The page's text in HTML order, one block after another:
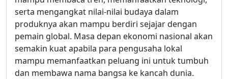
serta mengangkat nilai-nilai budaya dalam
produknya akan mampu berdiri sejajar dengan
pemain global. Masa depan ekonomi nasional akan
semakin kuat apabila para pengusaha lokal
mampu memanfaatkan peluang ini untuk tumbuh
dan membawa nama bangsa ke kancah dunia.